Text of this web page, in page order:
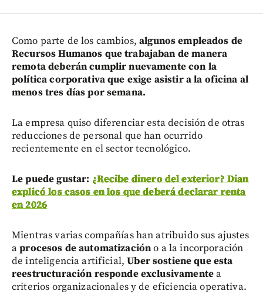
Como parte de los cambios, algunos empleados de
Recursos Humanos que trabajaban de manera
remota deberán cumplir nuevamente con la
política corporativa que exige asistir a la oficina al
menos tres días por semana.
La empresa quiso diferenciar esta decisión de otras
reducciones de personal que han ocurrido
recientemente en el sector tecnológico.
Le puede gustar: ¿Recibe dinero del exterior? Dian
explicó los casos en los que deberá declarar renta
en 2026
Mientras varias compañías han atribuido sus ajustes
aprocesos de automatizacióno a la incorporación
de inteligencia artificial, Uber sostiene que esta
reestructuración responde exclusivamentea
criterios organizacionales y de eficiencia operativa.